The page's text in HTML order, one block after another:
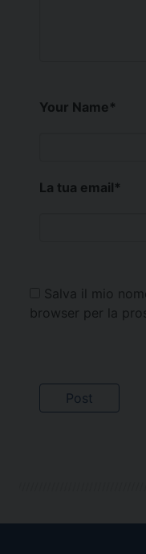
Your Name*
La tua email*
Salva il mio
browser per la